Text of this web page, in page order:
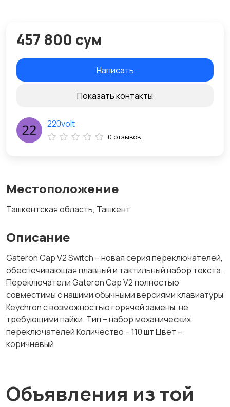
Местоположение
Ташкентская область, Ташкент
Описание
Gateron Cap V2 Switch – новая серия переключателей,
обеспечивающая плавный и тактильный набор текста.
Переключатели Gateron Cap V2 полностью
совместимы с нашими обычными версиями клавиатуры
Keychron с возможностью горячей замены, не
требующими пайки. Тип – набор механических
переключателей Количество – 110 шт Цвет –
коричневый
457 800 сум
Написать
Показать контакты
220volt
0 отзывов
Объявления из той